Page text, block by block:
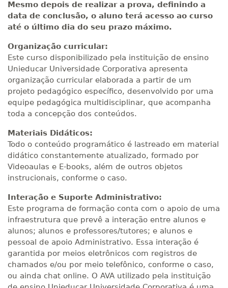
Mesmo depois de realizar a prova, definindo a
data de conclusão, o aluno terá acesso ao curso
até o último dia do seu prazo máximo.
Organização curricular:
Este curso disponibilizado pela instituição de ensino
Unieducar Universidade Corporativa apresenta
organização curricular elaborada a partir de um
projeto pedagógico específico, desenvolvido por uma
equipe pedagógica multidisciplinar, que acompanha
toda a concepção dos conteúdos.
Materiais Didáticos:
Todo o conteúdo programático é lastreado em material
didático constantemente atualizado, formado por
Videoaulas e E-books, além de outros objetos
instrucionais, conforme o caso.
Interação e Suporte Administrativo:
Este programa de formação conta com o apoio de uma
infraestrutura que prevê a interação entre alunos e
alunos; alunos e professores/tutores; e alunos e
pessoal de apoio Administrativo. Essa interação é
garantida por meios eletrônicos com registros de
chamados e/ou por meio telefônico, conforme o caso,
ou ainda chat online. O AVA utilizado pela instituição